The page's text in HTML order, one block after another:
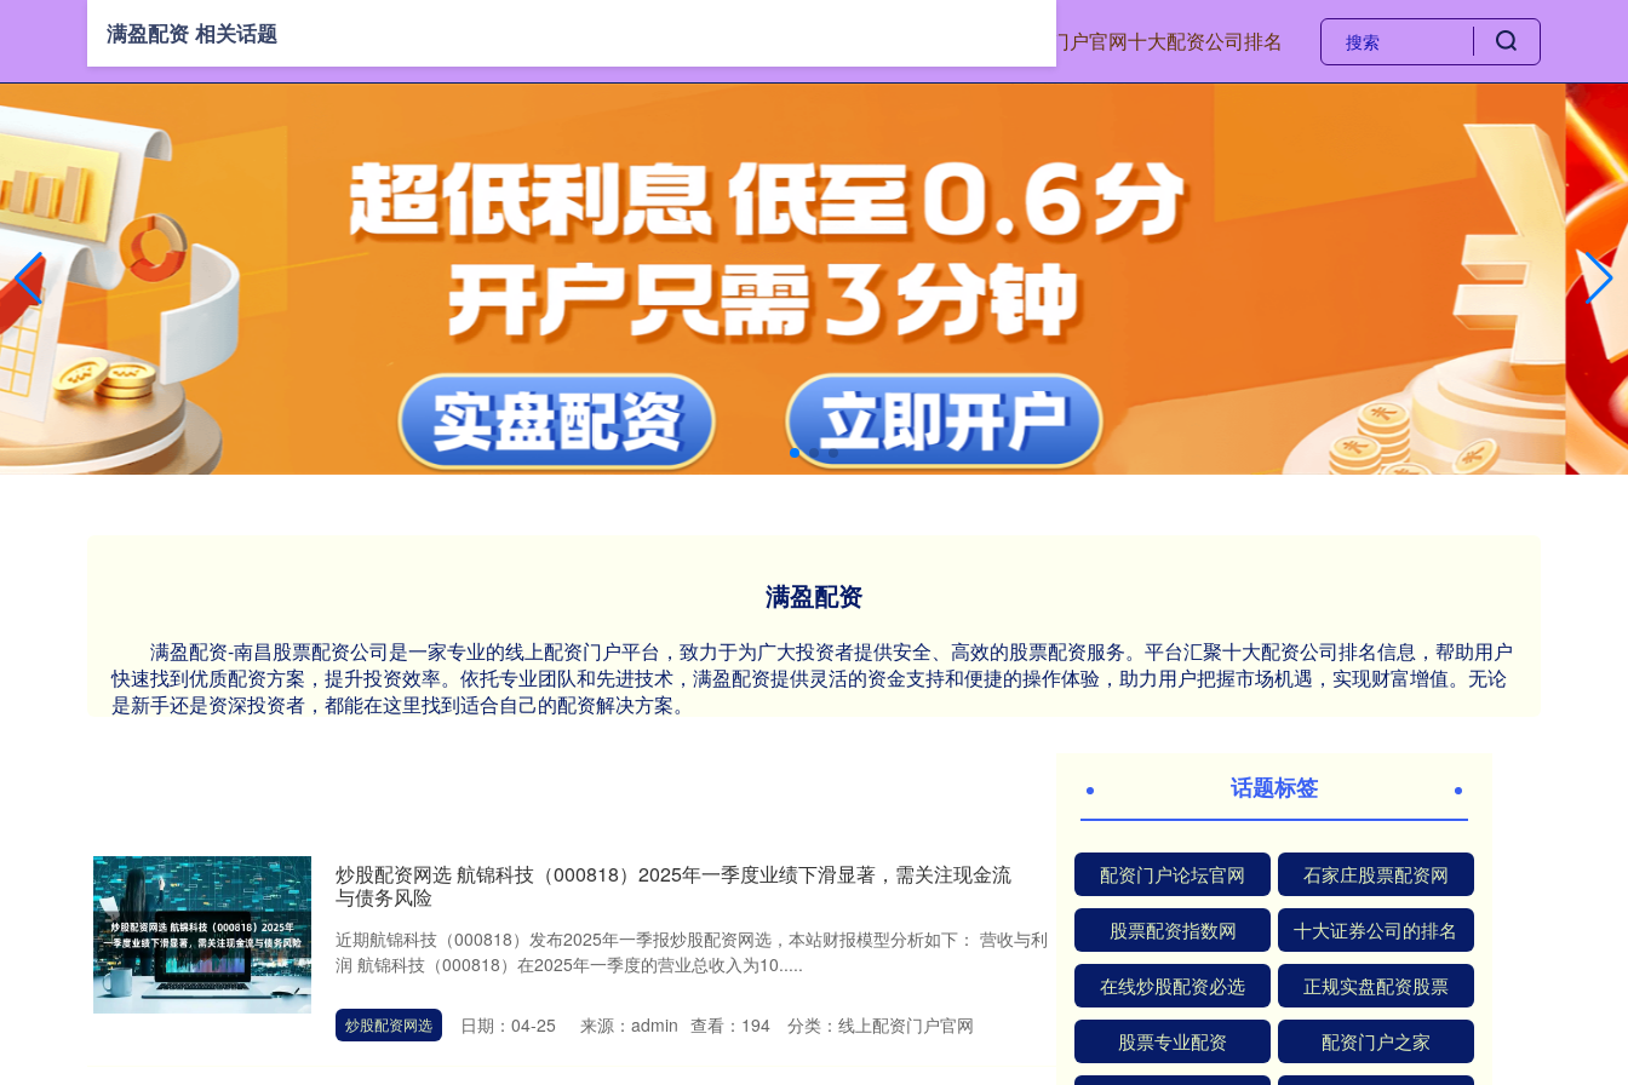
线上配资门户官网十大配资公司排名
满盈配资
满盈配资-南昌股票配资公司是一家专业的线上配资门户平台，致力于为广大投资者提供安全、高效的股票配资服务。平台汇聚十大配资公司排名信息，帮助用户
快速找到优质配资方案，提升投资效率。依托专业团队和先进技术，满盈配资提供灵活的资金支持和便捷的操作体验，助力用户把握市场机遇，实现财富增值。无论
是新手还是资深投资者，都能在这里找到适合自己的配资解决方案。
满盈配资 相关话题
炒股配资网选 航锦科技（000818）2025年一季度业绩下滑显著，需关注现金流
与债务风险
近期航锦科技（000818）发布2025年一季报炒股配资网选，本站财报模型分析如下： 营收与利
润 航锦科技（000818）在2025年一季度的营业总收入为10.....
炒股配资网选 日期：04-25 来源：admin 查看： 194 分类： 线上配资门户官网
话题标签
配资门户论坛官网 石家庄股票配资网
股票配资指数网 十大证券公司的排名
在线炒股配资必选 正规实盘配资股票
股票专业配资 配资门户之家